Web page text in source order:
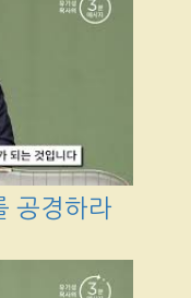
공경하라